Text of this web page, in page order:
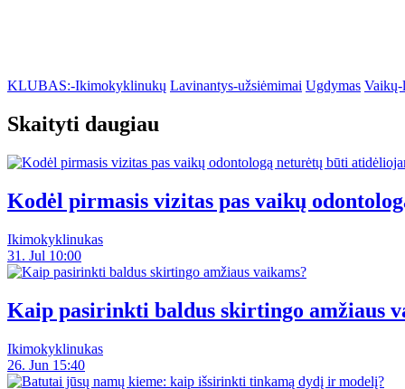
KLUBAS:-Ikimokyklinukų Lavinantys-užsiėmimai Ugdymas Vaikų-
Skaityti daugiau
Kodėl pirmasis vizitas pas vaikų
Ikimokyklinukas
31. Jul 10:00
Kaip pasirinkti baldus skirtingo amžiaus
Ikimokyklinukas
26. Jun 15:40